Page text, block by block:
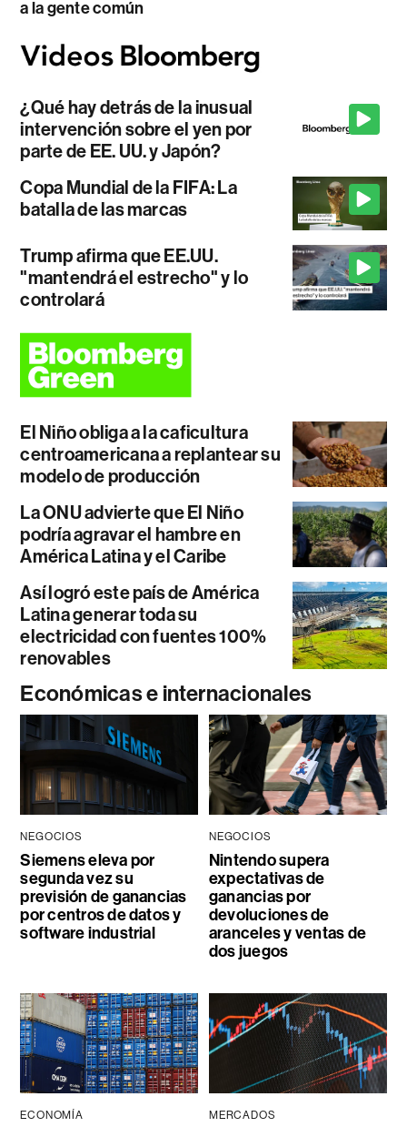
a la gente común
¿Qué hay detrás de la inusual
intervención sobre el yen por
parte de EE. UU. y Japón?
Copa Mundial de la FIFA: La
batalla de las marcas
Trump afirma que EE.UU.
"mantendrá el estrecho" y lo
controlará
El Niño obliga a la caficultura
centroamericana a replantear su
modelo de producción
La ONU advierte que El Niño
podría agravar el hambre en
América Latina y el Caribe
Así logró este país de América
Latina generar toda su
electricidad con fuentes 100%
renovables
Económicas e internacionales
NEGOCIOS
Siemens eleva por
segunda vez su
previsión de ganancias
por centros de datos y
software industrial
NEGOCIOS
Nintendo supera
expectativas de
ganancias por
devoluciones de
aranceles y ventas de
dos juegos
ECONOMÍA MERCADOS